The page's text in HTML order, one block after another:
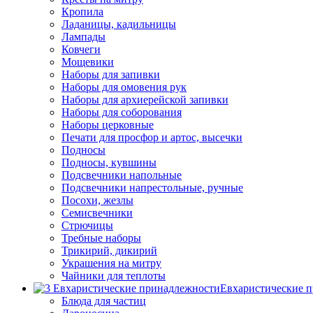
Кропила
Ладаницы, кадильницы
Лампады
Ковчеги
Мощевики
Наборы для запивки
Наборы для омовения рук
Наборы для архиерейской запивки
Наборы для соборования
Наборы церковные
Печати для просфор и артос, высечки
Подносы
Подносы, кувшины
Подсвечники напольные
Подсвечники напрестольные, ручные
Посохи, жезлы
Семисвечники
Стрючицы
Требные наборы
Трикирий, дикирий
Украшения на митру
Чайники для теплоты
Евхаристические
Блюда для частиц